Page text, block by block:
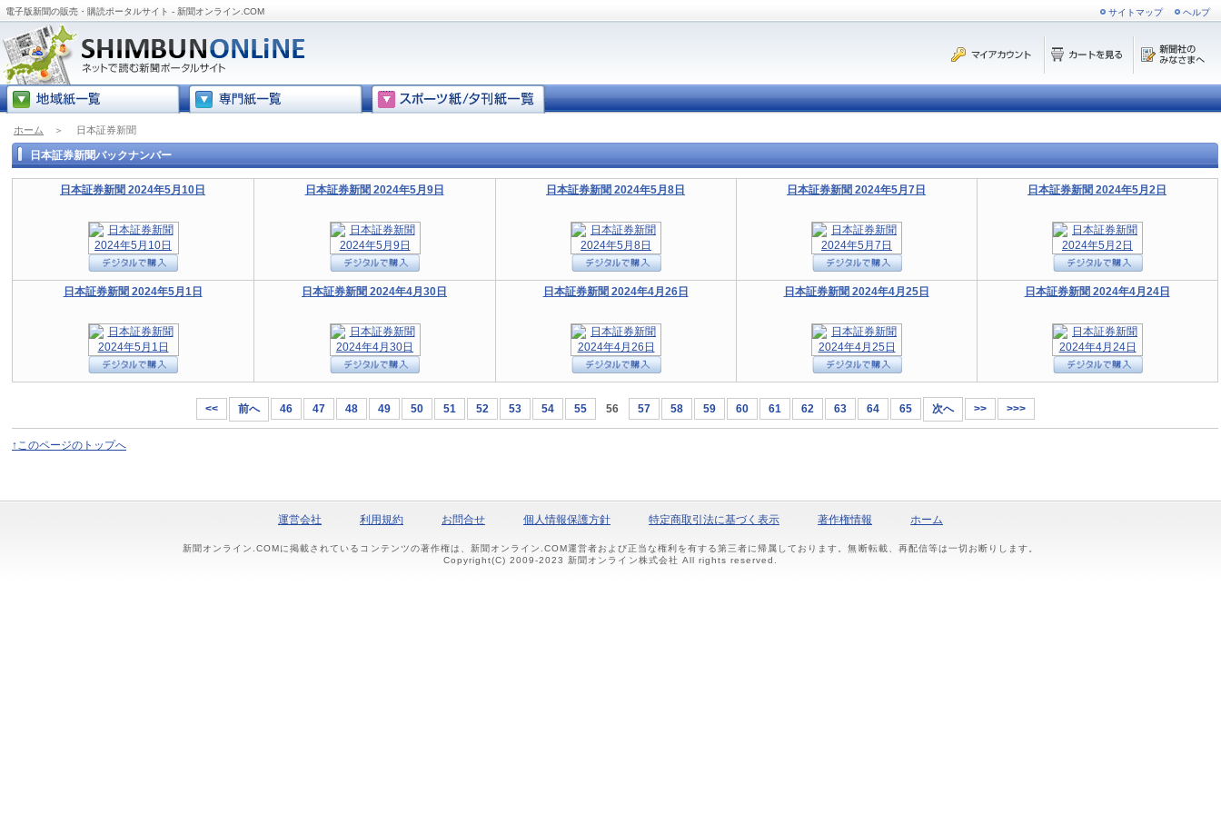
電子版新聞の販売・購読ポータルサイト - 新聞オンライン.COM サイトマップ ヘルプ
ホーム ＞ 日本証券新聞
日本証券新聞バックナンバー
日本証券新聞 2024年5月10日 日本証券新聞 2024年5月9日 日本証券新聞 2024年5月8日 日本証券新聞 2024年5月7日 日本証券新聞 2024年5月2日
日本証券新聞 2024年5月1日 日本証券新聞 2024年4月30日 日本証券新聞 2024年4月26日 日本証券新聞 2024年4月25日 日本証券新聞 2024年4月24日
<< 前へ 46 47 48 49 50 51 52 53 54 55 56 57 58 59 60 61 62 63 64 65 次へ >> >>>
↑このページのトップへ
運営会社 利用規約 お問合せ 個人情報保護方針 特定商取引法に基づく表示 著作権情報 ホーム
新聞オンライン.COMに掲載されているコンテンツの著作権は、新聞オンライン.COM運営者および正当な権利を有する第三者に帰属しております。無断転載、再配信等は一切お断りします。
Copyright(C) 2009-2023 新聞オンライン株式会社 All rights reserved.